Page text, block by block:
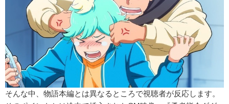
そんな中、物語本編とは異なるところで視聴者が反応します。